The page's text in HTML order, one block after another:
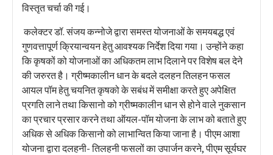
विस्तृत चर्चा की गई।
कलेक्टर डॉ. संजय कन्नोजे द्वारा समस्त योजनाओं के समयबद्ध एवं
गुणवत्तापूर्ण क्रियान्वयन हेतु आवश्यक निर्देश दिया गया। उन्होंने कहा
कि कृषकों को योजनाओं का अधिकतम लाभ दिलाने पर विशेष बल देने
की जरुरत है। ग्रीष्मकालीन धान के बदले दलहन तिलहन फसल
आयल पॉम हेतु चयनित कृषको के सबंध में समीक्षा करते हुए अपेक्षित
प्रगति लाने तथा किसानो को ग्रीष्मकालीन धान से होने वाले नुकसान
का प्रचार प्रसार करने तथा ऑयल-पॉम योजना के लाभ को बताते हुए
अधिक से अधिक किसानो को लाभान्वित किया जाना है। पीएम आशा
योजना द्वारा दलहनी- तिलहनी फसलों का उपार्जन करने, पीएम सूर्यघर